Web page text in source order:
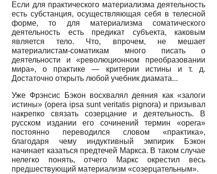
Если для практического материализма деятельность
есть субстанция, осуществляющая себя в телесной
форме, то для материализма соматического
деятельность есть предикат субъекта, каковым
является тело. Что, впрочем, не мешает
материалистам-соматикам много писать о
деятельности и «революционном преобразовании
мира», о практике— критерии истины и т. д.
Достаточно открыть любой учебник диамата...
Уже Фрэнсис Бэкон восхвалял деяния как «залоги
истины» (opera ipsa sunt veritatis pignora) и призывал
накрепко связать созерцание и деятельность. В
русском издании его сочинений термин «opera»
постоянно переводился словом «практика»,
благодаря чему индуктивный эмпирик Бэкон
начинает казаться предтечей Маркса. В таком случае
нелегко понять, отчего Маркс окрестил весь
предшествующий материализм «созерцательным».